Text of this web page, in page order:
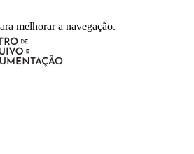
melhorar a navegação.